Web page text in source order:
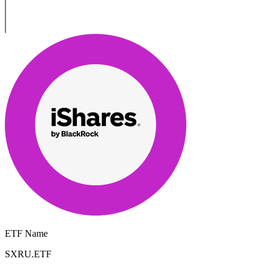
ETF Name
SXRU.ETF